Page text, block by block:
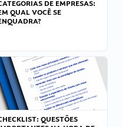
DE EMPRESAS:
QUAL VOCÊ SE
QUESTÕES